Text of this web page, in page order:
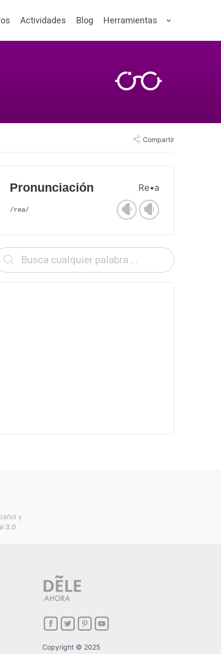
Actividades Blog Herramientas
Compartir
Pronunciación Re•a
/rea/
y
3.0
Copyright © 2025